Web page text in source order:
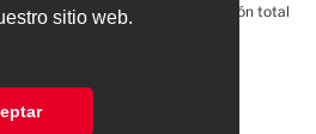
sitio web.
Prohibida la reproducción total
cualquier medio electrónico*